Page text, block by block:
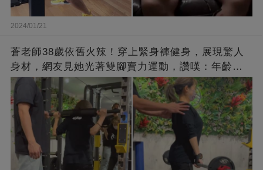
2024/01/21
蒼老師38歲依舊火辣！穿上緊身褲健身，展現驚人
身材，網友見她光著雙腳賣力運動，讚嘆：年齡不
過是個數字！